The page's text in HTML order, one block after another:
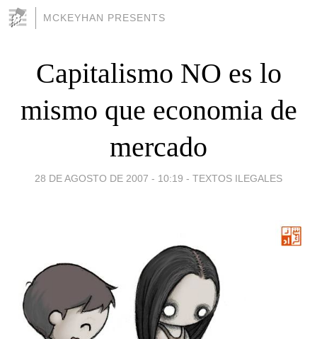
MCKEYHAN PRESENTS
Capitalismo NO es lo
mismo que economia de
mercado
28 DE AGOSTO DE 2007 - 10:19 - TEXTOS ILEGALES